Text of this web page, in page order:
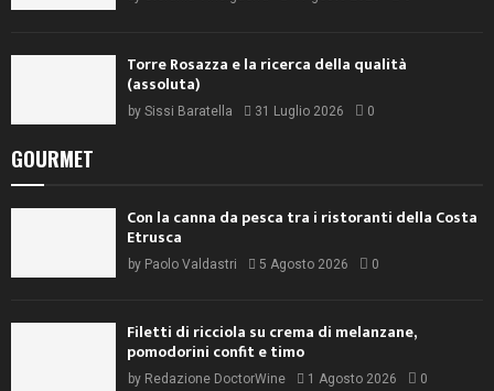
Torre Rosazza e la ricerca della qualità
(assoluta)
by Sissi Baratella 31 Luglio 2026 0
GOURMET
Con la canna da pesca tra i ristoranti della Costa
Etrusca
by Paolo Valdastri 5 Agosto 2026 0
Filetti di ricciola su crema di melanzane,
pomodorini confit e timo
by Redazione DoctorWine 1 Agosto 2026 0